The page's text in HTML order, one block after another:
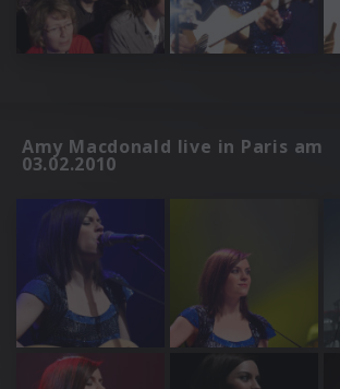
Amy Macdonald live in Paris am
03.02.2010